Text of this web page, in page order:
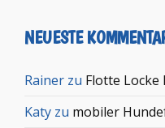
NEUESTE
Rainer zu Flotte Locke
Katy zu mobiler